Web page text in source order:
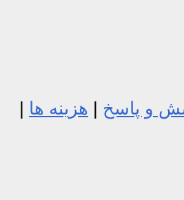
و پاسخ| هزینه ها|